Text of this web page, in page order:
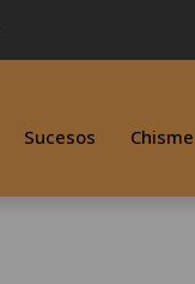
Sucesos